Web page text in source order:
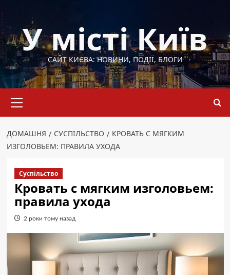
до
вмістуУ місті Київ
САЙТ КИЄВА: НОВИНИ, ПОДІЇ, БЛОГИ
меню
ДОМАШНЯ СУСПІЛЬСТВО
КРОВАТЬ С МЯГКИМ
ИЗГОЛОВЬЕМ: ПРАВИЛА УХОДА
Суспільство
Кровать с мягким изголовьем:
правила ухода
2 роки тому назад